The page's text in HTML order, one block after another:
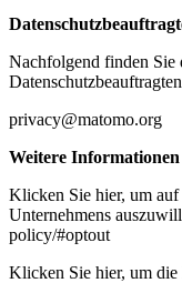
Nachfolgend finden Sie
privacy@matomo.org
Weitere
Klicken Sie hier, um auf
Unternehmens
policy/#optout
Klicken Sie hier, um die